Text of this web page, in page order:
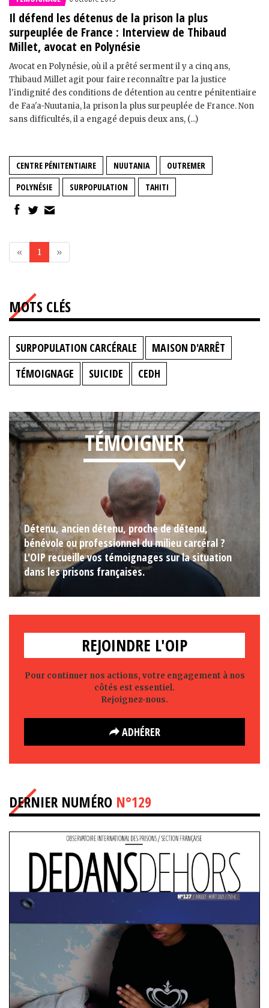
Il défend les détenus de la prison la plus
surpeuplée de France : Interview de Thibaud
Millet, avocat en Polynésie
Avocat en Polynésie, où il a prêté serment il y a cinq ans,
Thibaud Millet agit pour faire reconnaître par la justice
l'indignité des conditions de détention au centre pénitentiaire
de Faa'a-Nuutania, la prison la plus surpeuplée de France. Non
sans difficultés, il a engagé depuis deux ans, (...)
CENTRE PÉNITENTIAIRE NUUTANIA
OUTREMER
POLYNÉSIE
SURPOPULATION TAHITI
« 1 »
MOTS CLÉS
SURPOPULATION CARCÉRALE
MAISON D'ARRÊT
TÉMOIGNAGE
SUICIDE CEDH
TÉMOIGNER
Détenu, ancien détenu, proche de détenu,
bénévole ou professionnel du milieu carcéral ?
L'OIP recueille vos témoignages sur la situation
dans les prisons françaises.
REJOINDRE L'OIP
Pour continuer nos actions, votre engagement à nos
côtés est essentiel.
Rejoignez-nous.
ADHÉRER
DERNIER NUMÉRO N°129